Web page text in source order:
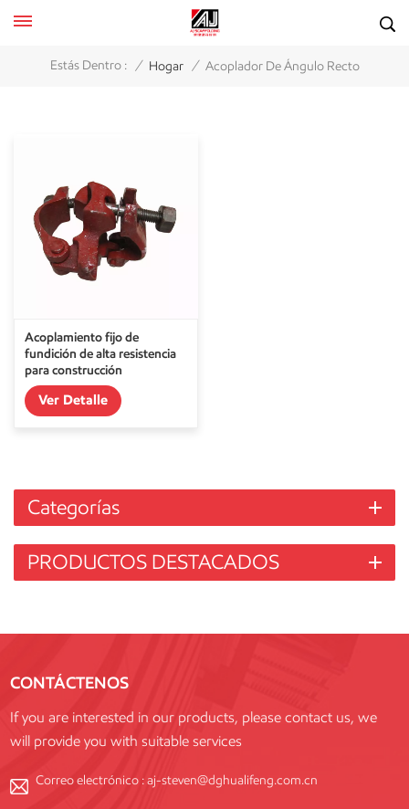
Estás Dentro : / Hogar / Acoplador De Ángulo Recto
Acoplamiento fijo de
fundición de alta resistencia
para construcción
Ver Detalle
Categorías
PRODUCTOS DESTACADOS
CONTÁCTENOS
If you are interested in our products, please contact us, we
will provide you with suitable services
Correo electrónico :aj-steven@dghualifeng.com.cn